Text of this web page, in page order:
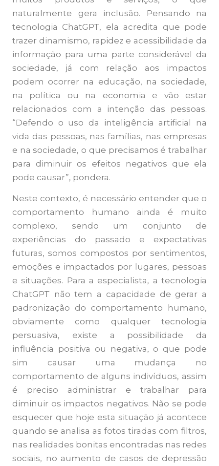
naturalmente gera inclusão. Pensando na
tecnologia ChatGPT, ela acredita que pode
trazer dinamismo, rapidez e acessibilidade da
informação para uma parte considerável da
sociedade, já com relação aos impactos
podem ocorrer na educação, na sociedade,
na política ou na economia e vão estar
relacionados com a intenção das pessoas.
“Defendo o uso da inteligência artificial na
vida das pessoas, nas famílias, nas empresas
e na sociedade, o que precisamos é trabalhar
para diminuir os efeitos negativos que ela
pode causar”, pondera.
Neste contexto, é necessário entender que o
comportamento humano ainda é muito
complexo, sendo um conjunto de
experiências do passado e expectativas
futuras, somos compostos por sentimentos,
emoções e impactados por lugares, pessoas
e situações. Para a especialista, a tecnologia
ChatGPT não tem a capacidade de gerar a
padronização do comportamento humano,
obviamente como qualquer tecnologia
persuasiva, existe a possibilidade da
influência positiva ou negativa, o que pode
sim causar uma mudança no
comportamento de alguns indivíduos, assim
é preciso administrar e trabalhar para
diminuir os impactos negativos. Não se pode
esquecer que hoje esta situação já acontece
quando se analisa as fotos tiradas com filtros,
nas realidades bonitas encontradas nas redes
sociais, no aumento de casos de depressão